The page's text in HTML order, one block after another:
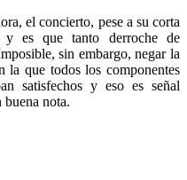
el concierto, pese a su corta
es que tanto derroche de
sin embargo, negar la
la que todos los componentes
satisfechos y eso es señal
nota.